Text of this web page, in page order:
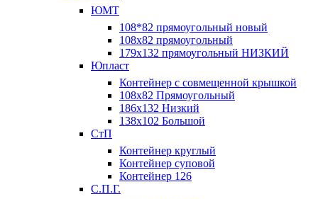
ЮМТ
108*82 прямоугольный новый
108х82 прямоугольный
179х132 прямоугольный НИЗКИЙ
Юпласт
Контейнер с совмещенной крышкой
108х82 Прямоугольный
186х132 Низкий
138х102 Большой
СтП
Контейнер круглый
Контейнер суповой
Контейнер 126
С.П.Г.